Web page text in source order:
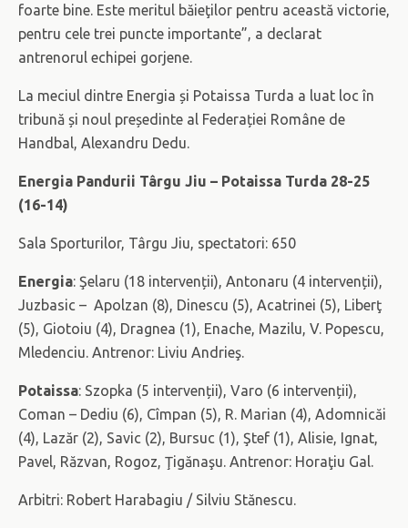
foarte bine. Este meritul băieţilor pentru această victorie,
pentru cele trei puncte importante”, a declarat
antrenorul echipei gorjene.
La meciul dintre Energia și Potaissa Turda a luat loc în
tribună și noul președinte al Federației Române de
Handbal, Alexandru Dedu.
Energia Pandurii Târgu Jiu – Potaissa Turda 28-25
(16-14)
Sala Sporturilor, Târgu Jiu, spectatori: 650
Energia: Şelaru (18 intervenții), Antonaru (4 intervenții),
Juzbasic – Apolzan (8), Dinescu (5), Acatrinei (5), Liberţ
(5), Giotoiu (4), Dragnea (1), Enache, Mazilu, V. Popescu,
Mledenciu. Antrenor: Liviu Andrieş.
Potaissa: Szopka (5 intervenții), Varo (6 intervenții),
Coman – Dediu (6), Cîmpan (5), R. Marian (4), Adomnicăi
(4), Lazăr (2), Savic (2), Bursuc (1), Ştef (1), Alisie, Ignat,
Pavel, Răzvan, Rogoz, Ţigănaşu. Antrenor: Horaţiu Gal.
Arbitri: Robert Harabagiu / Silviu Stănescu.